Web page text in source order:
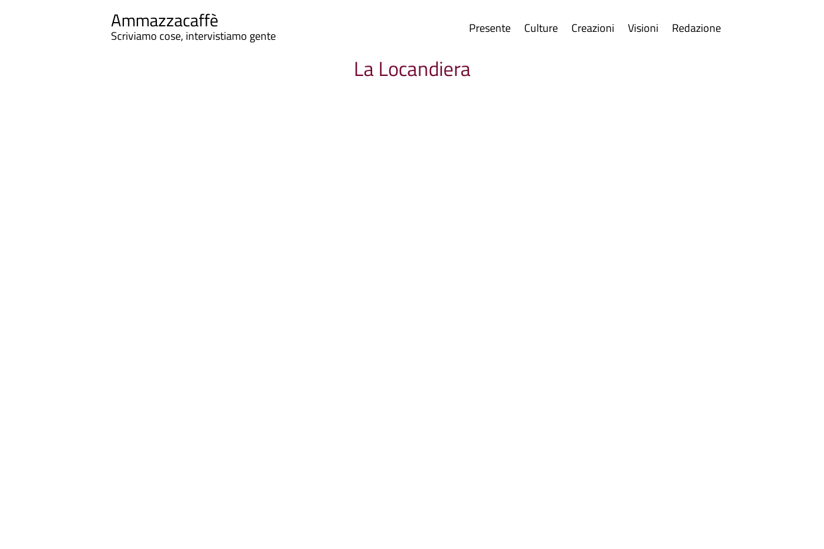
Ammazzacaffè
Scriviamo cose, intervistiamo gente Presente Culture Creazioni Visioni Redazione
La Locandiera